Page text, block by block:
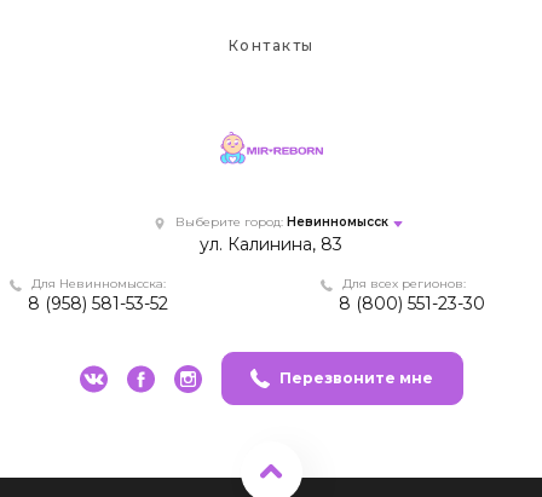
Контакты
Выберите город: Невинномысск
ул. Калинина, 83
Для всех регионов:
8 (800) 551-23-30
Для Невинномысска:
8 (958) 581-53-52
Перезвоните мне